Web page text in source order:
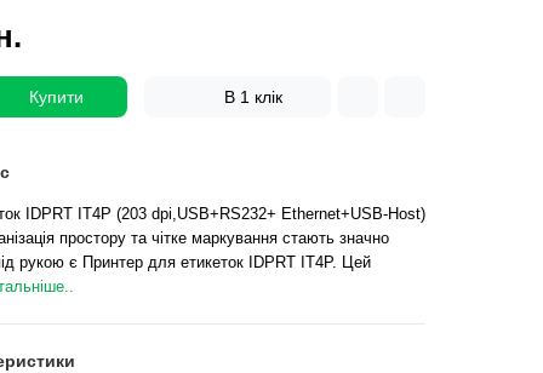
Купити В 1 клік
IDPRT IT4P (203 dpi,USB+RS232+ Ethernet+USB-Host)
простору та чітке маркування стають значно
рукою є Принтер для етикеток IDPRT IT4P. Цей